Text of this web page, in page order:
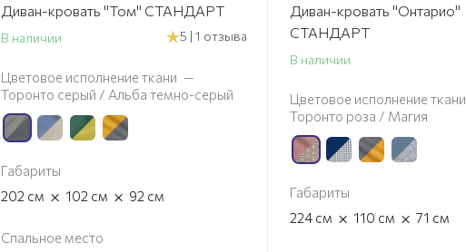
Диван-кровать "Том" СТАНДАРТ
В наличии 5 | 1 отзыва
Цветовое исполнение ткани —
Торонто серый / Альба темно-серый
Габариты
202 см × 102 см × 92 см
Спальное место
Диван-кровать "Онтарио"
СТАНДАРТ
В наличии
Цветовое исполнение ткани
Торонто роза / Магия
Габариты
224 см × 110 см × 71 см